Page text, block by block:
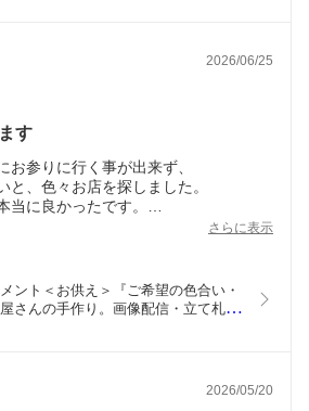
2026/06/25
す
お参りに行く事が出来ず、
と、色々お店を探しました。
当に良かったです。
さらに表示
ント＜お供え＞『ご希望の色合い・
さんの手作り。画像配信・立て札・
2026/05/20